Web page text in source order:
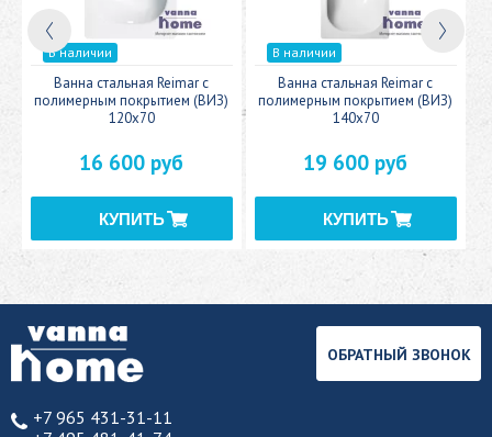
В наличии
Ванна стальная Reimar с
полимерным покрытием (ВИЗ)
120x70
16 600 руб
В наличии
Ванна стальная Reimar с
полимерным покрытием (ВИЗ)
140x70
19 600 руб
+7 965 431-31-11
ОБРАТНЫЙ ЗВОНОК